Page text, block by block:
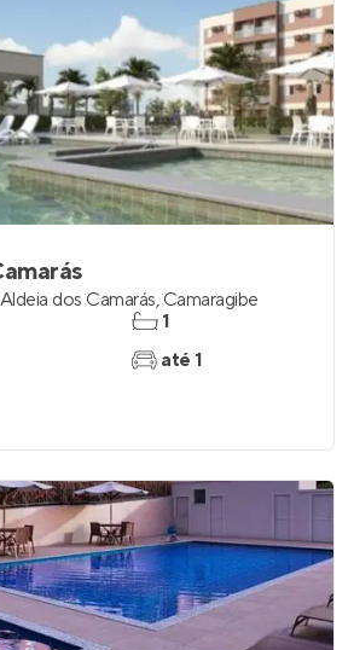
Aldeia dos Camarás, Camaragibe
1
até 1